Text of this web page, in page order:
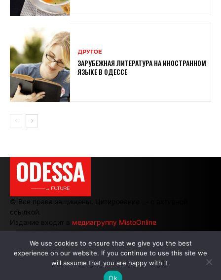
ДРУГОЕ
ЗАРУБЕЖНАЯ ЛИТЕРАТУРА НА ИНОСТРАННОМ
ЯЗЫКЕ В ОДЕССЕ
ODESSA
———→ FUTURE
© Все права защищены. Цитирование — с активной
ссылкой.
Издание входит в медиагруппу MistoOnline
АВТОРЫ | РЕКЛАМА НА САЙТЕ
We use cookies to ensure that we give you the best
experience on our website. If you continue to use this site we
will assume that you are happy with it.
Ok